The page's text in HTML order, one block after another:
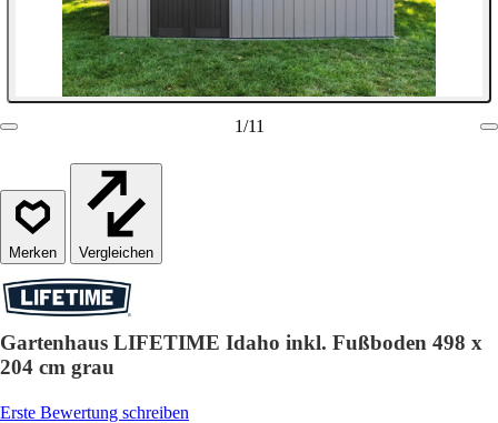
1/11
Vergleichen
Gartenhaus LIFETIME Idaho inkl. Fußboden 498 x
204 cm grau
Erste Bewertung schreiben